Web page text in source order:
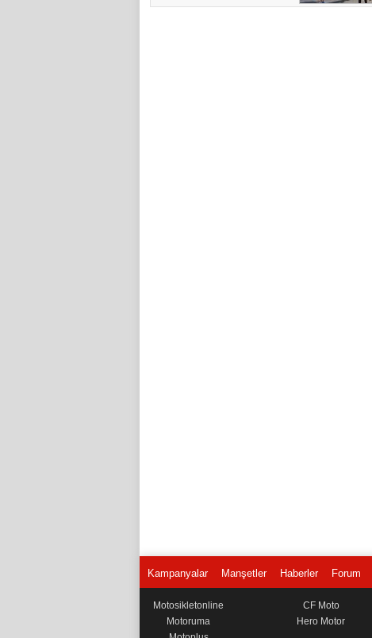
Kampanyalar Manşetler Haberler Forum
Motosikletonline
Motoruma
CF Moto
Hero Motor